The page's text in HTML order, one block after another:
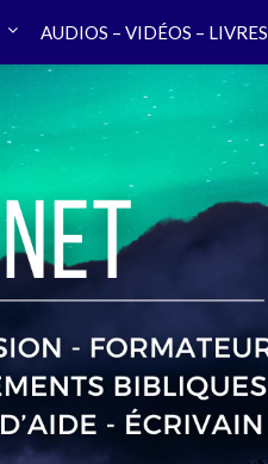
AUDIOS – VIDÉOS – LIVRES